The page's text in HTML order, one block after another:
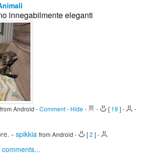
innegabilmente eleganti
from Android -Comment- Hide - - [ 19 ]-
-
- spikkia from Android - [2 ]-